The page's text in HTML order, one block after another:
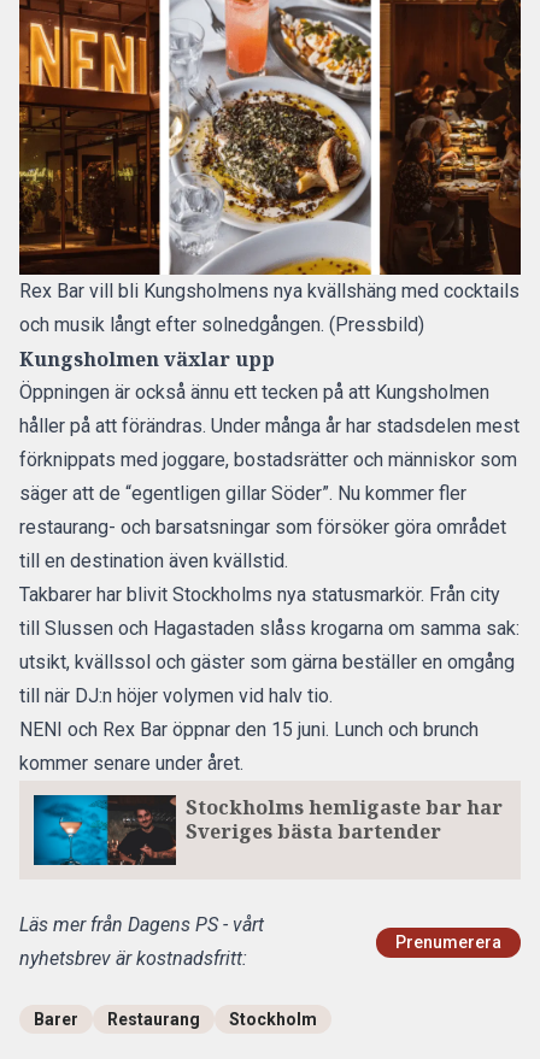
Rex Bar vill bli Kungsholmens nya kvällshäng med cocktails
och musik långt efter solnedgången. (Pressbild)
Kungsholmen växlar upp
Öppningen är också ännu ett tecken på att Kungsholmen
håller på att förändras. Under många år har stadsdelen mest
förknippats med joggare, bostadsrätter och människor som
säger att de “egentligen gillar Söder”. Nu kommer fler
restaurang- och barsatsningar som försöker göra området
till en destination även kvällstid.
Takbarer har blivit Stockholms nya statusmarkör. Från city
till Slussen och Hagastaden slåss krogarna om samma sak:
utsikt, kvällssol och gäster som gärna beställer en omgång
till när DJ:n höjer volymen vid halv tio.
NENI och Rex Bar öppnar den 15 juni. Lunch och brunch
kommer senare under året.
Stockholms hemligaste bar har
Sveriges bästa bartender
Läs mer från Dagens PS - vårt
nyhetsbrev är kostnadsfritt:
Prenumerera
Barer Restaurang Stockholm